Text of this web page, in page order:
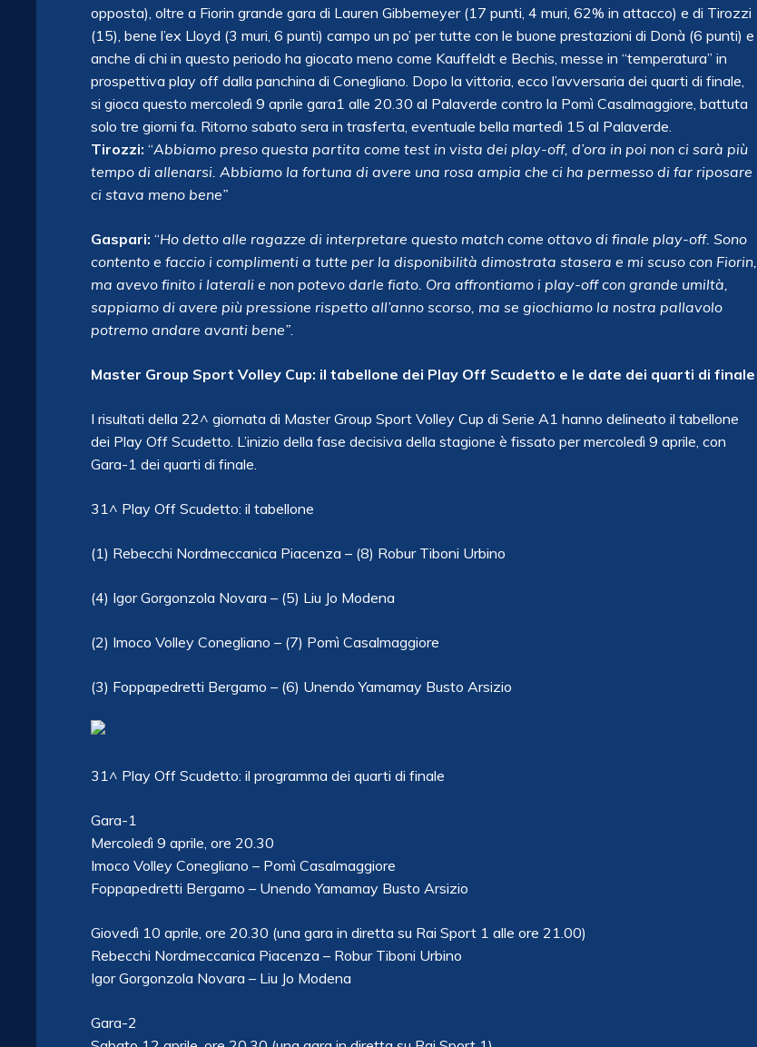
opposta), oltre a Fiorin grande gara di Lauren Gibbemeyer (17 punti, 4 muri, 62% in attacco) e di Tirozzi
(15), bene l’ex Lloyd (3 muri, 6 punti) campo un po’ per tutte con le buone prestazioni di Donà (6 punti) e
anche di chi in questo periodo ha giocato meno come Kauffeldt e Bechis, messe in “temperatura” in
prospettiva play off dalla panchina di Conegliano. Dopo la vittoria, ecco l’avversaria dei quarti di finale,
si gioca questo mercoledì 9 aprile gara1 alle 20.30 al Palaverde contro la Pomì Casalmaggiore, battuta
solo tre giorni fa. Ritorno sabato sera in trasferta, eventuale bella martedì 15 al Palaverde.
Tirozzi: “Abbiamo preso questa partita come test in vista dei play-off, d’ora in poi non ci sarà più
tempo di allenarsi. Abbiamo la fortuna di avere una rosa ampia che ci ha permesso di far riposare
ci stava meno bene”
Gaspari: “Ho detto alle ragazze di interpretare questo match come ottavo di finale play-off. Sono
contento e faccio i complimenti a tutte per la disponibilità dimostrata stasera e mi scuso con Fiorin,
ma avevo finito i laterali e non potevo darle fiato. Ora affrontiamo i play-off con grande umiltà,
sappiamo di avere più pressione rispetto all’anno scorso, ma se giochiamo la nostra pallavolo
potremo andare avanti bene”.
Master Group Sport Volley Cup: il tabellone dei Play Off Scudetto e le date dei quarti di finale
I risultati della 22^ giornata di Master Group Sport Volley Cup di Serie A1 hanno delineato il tabellone
dei Play Off Scudetto. L’inizio della fase decisiva della stagione è fissato per mercoledì 9 aprile, con
Gara-1 dei quarti di finale.
31^ Play Off Scudetto: il tabellone
(1) Rebecchi Nordmeccanica Piacenza – (8) Robur Tiboni Urbino
(4) Igor Gorgonzola Novara – (5) Liu Jo Modena
(2) Imoco Volley Conegliano – (7) Pomì Casalmaggiore
(3) Foppapedretti Bergamo – (6) Unendo Yamamay Busto Arsizio
31^ Play Off Scudetto: il programma dei quarti di finale
Gara-1
Mercoledì 9 aprile, ore 20.30
Imoco Volley Conegliano – Pomì Casalmaggiore
Foppapedretti Bergamo – Unendo Yamamay Busto Arsizio
Giovedì 10 aprile, ore 20.30 (una gara in diretta su Rai Sport 1 alle ore 21.00)
Rebecchi Nordmeccanica Piacenza – Robur Tiboni Urbino
Igor Gorgonzola Novara – Liu Jo Modena
Gara-2